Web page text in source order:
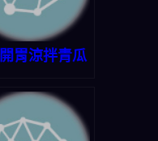
胃涼拌青瓜